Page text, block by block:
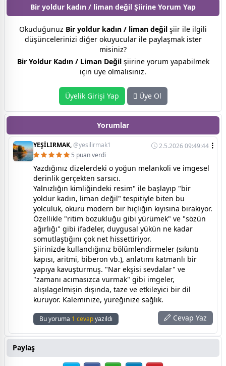
Bir yoldur kadın / liman değil Şiirine Yorum Yap
Okuduğunuz Bir yoldur kadın / liman değil şiir ile ilgili
düşüncelerinizi diğer okuyucular ile paylaşmak ister
misiniz?
Bir Yoldur Kadın / Liman Değilşiirine yorum yapabilmek
için üye olmalısınız.
Üyelik Girişi Yap Üye Ol
Yorumlar
YEŞİLIRMAK,@yesilirmak1
2.5.2026 09:49:44
5 puan verdi
Yazdığınız dizelerdeki o yoğun melankoli ve imgesel
derinlik gerçekten sarsıcı.
Yalnızlığın kimliğindeki resim" ile başlayıp "bir
yoldur kadın, liman değil" tespitiyle biten bu
yolculuk, okuru modern bir hiçliğin kıyısına bırakıyor.
Özellikle "ritim bozukluğu gibi yürümek" ve "sözün
ağırlığı" gibi ifadeler, duygusal yükün ne kadar
somutlaştığını çok net hissettiriyor.
​Şiirinizde kullandığınız bölümlendirmeler (sıkıntı
kapısı, aritmi, biberon vb.), anlatımı katmanlı bir
yapıya kavuşturmuş. "Nar ekşisi sevdalar" ve
"zamanı acımasızca vurmak" gibi imgeler,
alışılagelmişin dışında, taze ve etkileyici bir dil
kuruyor. Kaleminize, yüreğinize sağlık.
Bu yoruma 1 cevapyazıldı Cevap Yaz
Paylaş